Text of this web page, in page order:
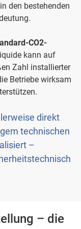
in den bestehenden
CO2-
kann auf
Zahl installierter
Betriebe wirksam
direkt
technischen
–
– die